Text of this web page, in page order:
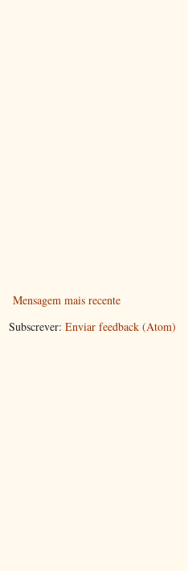
Mensagem mais recente
Subscrever: Enviar feedback (Atom)